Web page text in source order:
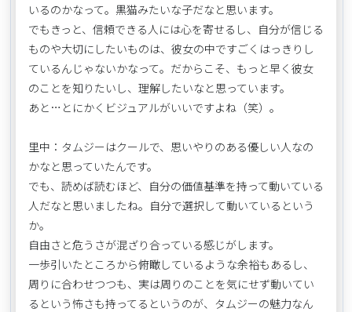
いるのかなって。黒猫みたいな子だなと思います。
でもきっと、信頼できる人には心を寄せるし、自分が信じる
ものや大切にしたいものは、彼女の中ですごくはっきりし
ているんじゃないかなって。だからこそ、もっと早く彼女
のことを知りたいし、理解したいなと思っています。
あと…とにかくビジュアルがいいですよね（笑）。
里中：タムジーはクールで、思いやりのある優しい人なの
かなと思っていたんです。
でも、読めば読むほど、自分の価値基準を持って動いている
人だなと思いましたね。自分で選択して動いているという
か。
自由さと危うさが混ざり合っている感じがします。
一歩引いたところから俯瞰しているような余裕もあるし、
周りに合わせつつも、実は周りのことを気にせず動いてい
るという怖さも持ってるというのが、タムジーの魅力なん